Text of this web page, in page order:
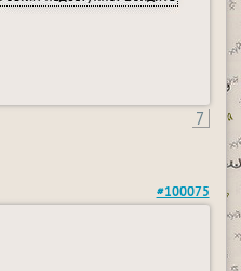
7
#100075